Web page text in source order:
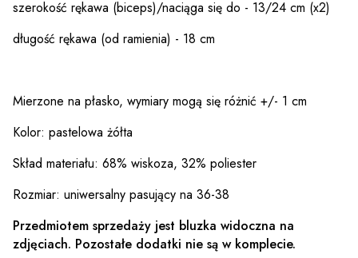
szerokość rękawa (biceps)/naciąga się do - 13/24 cm (x2)
długość rękawa (od ramienia) - 18 cm
Mierzone na płasko, wymiary mogą się różnić +/- 1 cm
Kolor: pastelowa żółta
Skład materiału: 68% wiskoza, 32% poliester
Rozmiar: uniwersalny pasujący na 36-38
Przedmiotem sprzedaży jest bluzka widoczna na
zdjęciach. Pozostałe dodatki nie są w komplecie.